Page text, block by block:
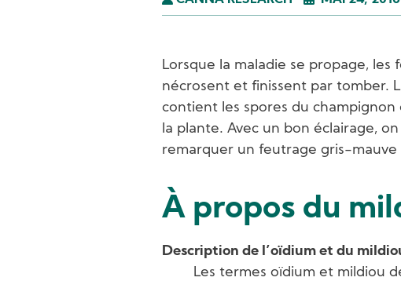
Lorsque la maladie se propage, les
nécrosent et finissent par tomber.
contient les spores du
la plante. Avec un bon éclairage,
remarquer un feutrage gris-mauve
À propos du
Description de l’oïdium et du
Les termes oïdium et mildiou